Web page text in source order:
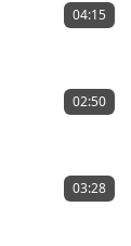
04:15
02:50
03:28